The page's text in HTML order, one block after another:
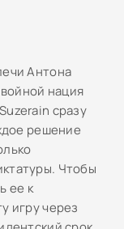
Антона
нация
сразу
решение
Чтобы
ее к
игру через